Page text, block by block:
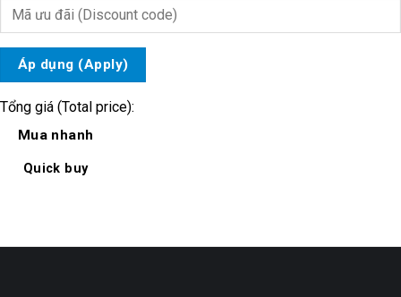
Áp dụng (Apply)
Tổng giá (Total price):
Mua nhanh
Quick buy